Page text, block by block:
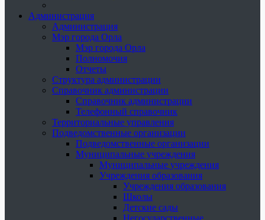
Администрация
Администрация
Мэр города Орла
Мэр города Орла
Полномочия
Отчеты
Структура администрации
Справочник администрации
Справочник администрации
Телефонный справочник
Территориальные управления
Подведомственные организации
Подведомственные организации
Муниципальные учреждения
Муниципальные учреждения
Учреждения образования
Учреждения образования
Школы
Детские сады
Негосударственные